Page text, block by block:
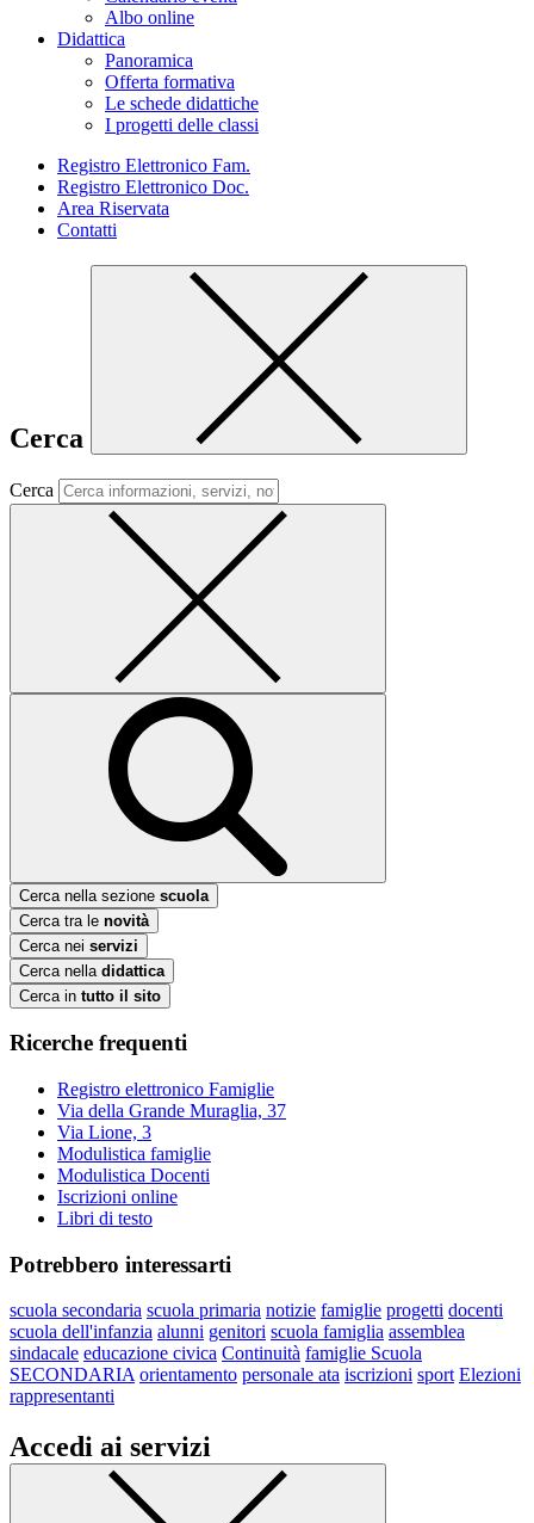
Albo online
Didattica
Panoramica
Offerta formativa
Le schede didattiche
I progetti delle classi
Registro Elettronico Fam.
Registro Elettronico Doc.
Area Riservata
Contatti
Cerca
Cerca
Cerca nella sezione scuola
Cerca tra le novità
Cerca nei servizi
Cerca nella didattica
Cerca in tutto il sito
Ricerche frequenti
Registro elettronico Famiglie
Via della Grande Muraglia, 37
Via Lione, 3
Modulistica famiglie
Modulistica Docenti
Iscrizioni online
Libri di testo
Potrebbero interessarti
scuola secondaria scuola primaria notizie famiglie progetti docenti
scuola dell'infanzia alunni genitori scuola famiglia assemblea
sindacale educazione civica Continuità famiglie Scuola
SECONDARIA orientamento personale ata iscrizioni sport Elezioni
rappresentanti
Accedi ai servizi